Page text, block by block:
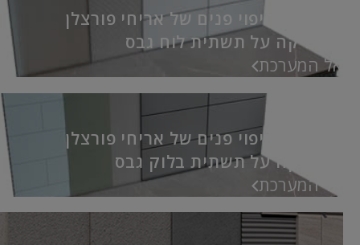
מערכת לחיפוי פנים של אריחי פורצלן
וקרמיקה על תשתית לוח גבס
אל המערכת
מערכת לחיפוי פנים של אריחי פורצלן
וקרמיקה על תשתית בלוק גבס
אל המערכת